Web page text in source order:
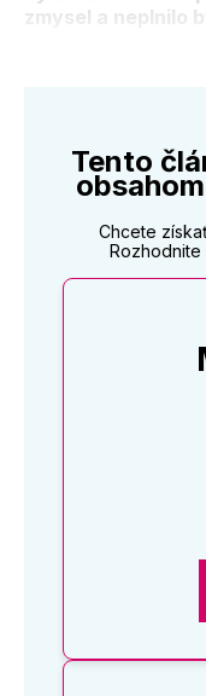
zmysel a neplnilo
Tento
Chcete
Rozhodnite